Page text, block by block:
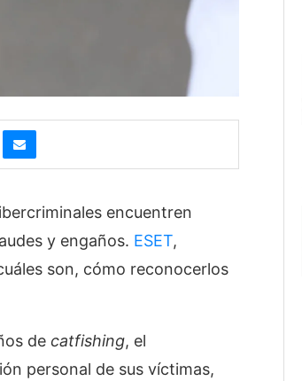
encuentren
y engaños. ESET,
son, cómo reconocerlos
de catfishing, el
personal de sus víctimas,